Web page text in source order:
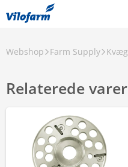
Webshop Farm Supply Kvæg
Relaterede varer